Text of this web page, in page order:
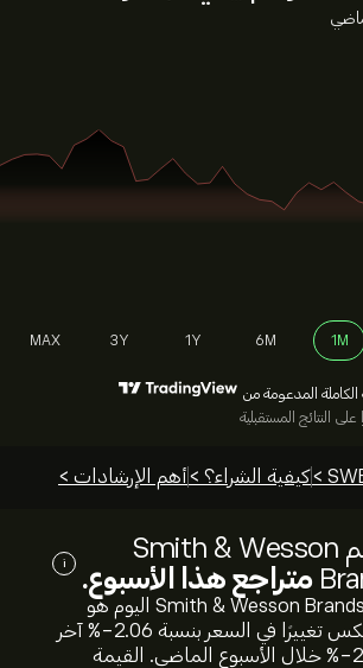
1M
6M
1Y
3Y
MAX
الكاملة المدعومة من
النتائج المستقبلية
كيفية الشراء؟ >أهم الإرشادات >
سعر سهم Smith & Wesson
متراجع هذا الأسبوع. i
"سعر سهم Smith & Wesson Brands Inc اليوم هو
14.25‎$‎، مما يعكس تغييرًا في السعر بنسبة ‎-2.06‎% آخر
24 ساعة، و‎-2.00‎% خلال الأسبوع الماضي. القيمة